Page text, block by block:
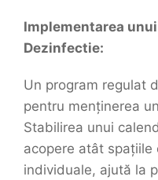
Implementarea
Dezinfectie:
Un program regulat
pentru menținerea
Stabilirea unui
acopere atât spațiile
individuale, ajută la